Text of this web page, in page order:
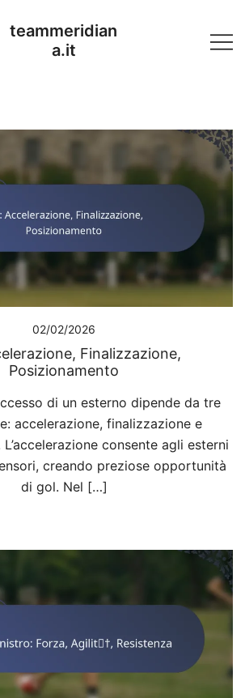
teammeridian
a.it
02/02/2026
Finalizzazione,
Posizionamento
di un esterno dipende da tre
accelerazione, finalizzazione e
consente agli esterni
creando preziose opportunità
di gol. Nel […]